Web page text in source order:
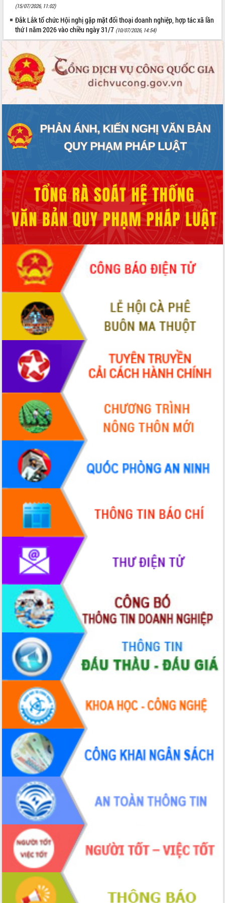
truyền số liệu chuyên dùng phục vụ cơ
quan Đảng, Nhà nước
Lễ phát động chuỗi hoạt động chung
tay làm sạch môi trường
Xã Ea Kar bước chuyển mình trong
công tác cải cách hành chính mô hình
mới
Hội thảo khoa học “Giải pháp thúc đẩy
phát triển nền kinh tế xanh tại tỉnh
Đắk Lắk”
hàng tuần
Tháo gỡ những vướng mắc, đẩy mạnh
công tác cải cách thủ tục hành chính
tại Trung tâm Phục vụ hành chính
công tỉnh
Đắk Lắk: Tôn vinh 46 giải pháp tại Hội
thi Sáng tạo Kỹ thuật 2024 - 2025
Đắk Lắk rà soát, điều chỉnh Đề án 190
về phát triển nuôi trồng thủy sản
Phó Chủ tịch UBND tỉnh Đắk Lắk
Trương Công Thái kiểm tra thực địa
Dự án cao tốc Khánh Hòa - Buôn Ma
Thuột
Định vị cà phê Việt Nam như một “di
sản sống” trong dòng chảy toàn cầu
Xây dựng nông thôn mới: Nâng cao đời
sống người dân từ những mô hình thiết
thực
Quyết liệt tháo gỡ vướng mắc, đẩy
nhanh tiến độ các dự án trọng điểm
trong Khu kinh tế Nam Phú Yên
Hòn Yến phát triển du lịch gắn với bảo
tồn biển
Lấy ý kiến điều chỉnh Quy hoạch tỉnh
Đắk Lắk thời kỳ 2021-2030, tầm nhìn
đến năm 2050
Phát động chiến dịch 30 ngày đêm
giải phóng mặt bằng Tuyến đường bộ
ven biển
Đắk Lắk nỗ lực thúc đẩy tăng trưởng
kinh tế từ 10% trở lên trong Quý
II/2026
Đắk Lắk ký kết thỏa thuận hợp tác về
chuyển đổi số giai đoạn 2026 – 2030
với Tập đoàn Bưu chính Viễn thông
Việt Nam
Thứ trưởng Bộ Y tế làm việc với tỉnh
Đắk Lắk về phát triển nhân lực y tế
cho trạm y tế cấp xã
Du lịch Đắk Lắk nâng tầm trải nghiệm
du khách thông qua Hệ thống cơ sở dữ
liệu và Bản đồ số
Tập huấn ứng dụng trí tuệ nhân tạo (AI)
trong thương mại điện tử năm 2026
Đoàn đại biểu Quốc hội tỉnh Đắk Lắk
trao đổi thông tin trước Kỳ họp thứ
nhất, Quốc hội khóa XVI
Quyết liệt cải cách hành chính, khơi
thông nguồn lực phát triển
Nâng cao hiệu lực, hiệu quả HĐND
tỉnh thông qua hiện đại hóa hành chính
Xã Ea Phê gắn cải cách hành chính với
chuyển đổi số
Phó Chủ tịch Thường trực UBND tỉnh
Hồ Thị Nguyên Thảo làm việc tại Trung
tâm Phục vụ hành chính công xã Ea
Phê
Xây dựng nền hành chính số đồng
hành cùng nông dân dân, doanh nghiệp
Giai đoạn 2026-2030, Đắk Lắk phấn
đấu có 77% xã đạt chuẩn nông thôn
mới
Chuyển đổi số 'mở đường' cho nông
nghiệp Đắk Lắk tăng trưởng bứt phá
Triển khai đồng bộ đo đạc, lập hồ sơ
địa chính, hoàn thiện cơ sở dữ liệu đất
(15/07/2026, 11:02)
Đắk Lắk tổ chức Hội nghị gặp mặt đối thoại doanh nghiệp, hợp tác xã lần
thứ I năm 2026 vào chiều ngày 31/7 (10/07/2026, 14:54)